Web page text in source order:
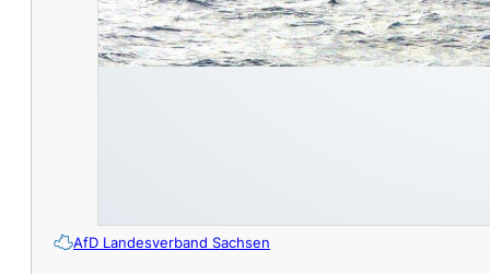
AfD Landesverband Sachsen